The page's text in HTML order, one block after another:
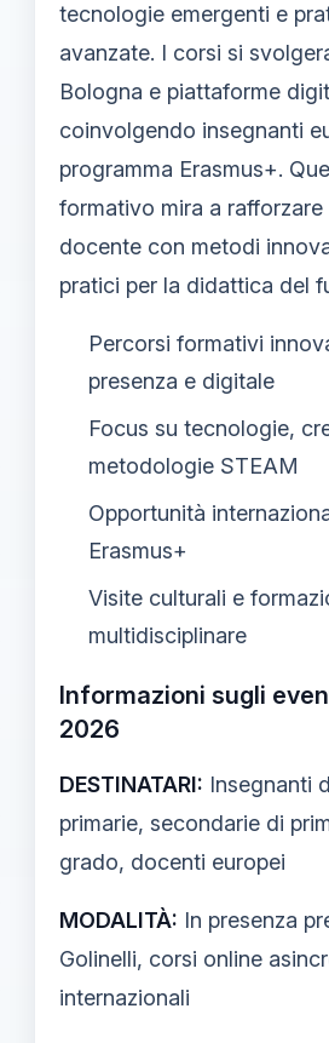
tecnologie emergenti e
avanzate. I corsi si
Bologna e piattaforme
coinvolgendo insegnanti
programma Erasmus+.
formativo mira a
docente con metodi
pratici per la didattica del
Percorsi formativi
presenza e digitale
Focus su tecnologie,
metodologie STEAM
Opportunità
Erasmus+
Visite culturali e
multidisciplinare
Informazioni sugli
2026
DESTINATARI: Insegnanti
primarie, secondarie di
grado, docenti europei
MODALITÀ: In presenza
Golinelli, corsi online
internazionali